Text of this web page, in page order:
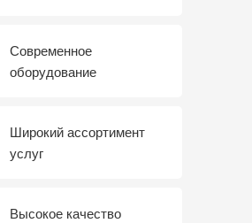
Современное
оборудование
Широкий ассортимент
услуг
Высокое качество